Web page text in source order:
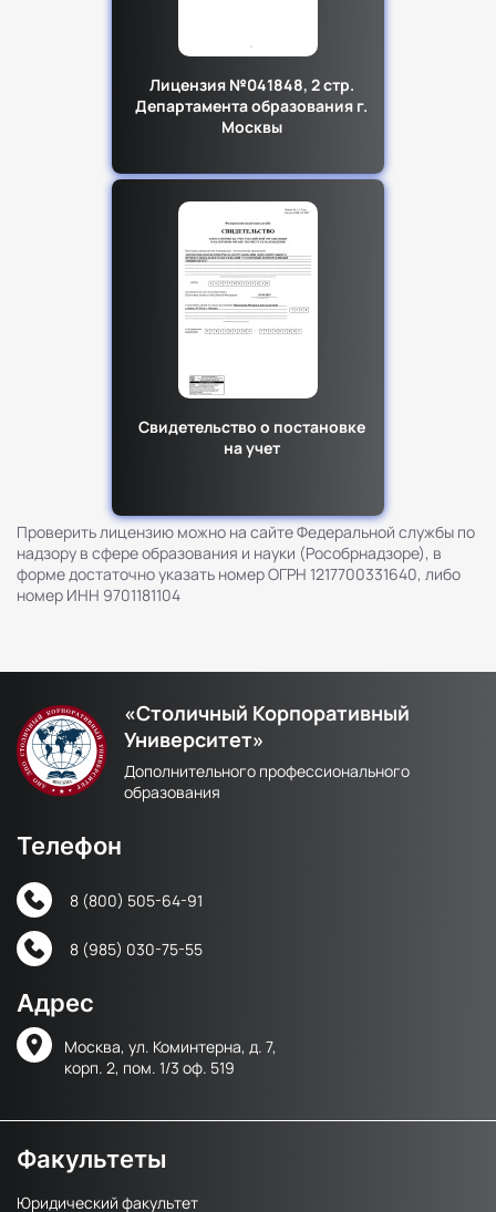
Лицензия №041848, 2 стр.
Департамента образования г.
Москвы
Свидетельство о постановке
на учет
Проверить лицензию можно на сайте Федеральной службы по
надзору в сфере образования и науки (Рособрнадзоре), в
форме достаточно указать номер ОГРН 1217700331640, либо
номер ИНН 9701181104
«Столичный Корпоративный
Университет»
Дополнительного профессионального
образования
Телефон
8 (800) 505-64-91
8 (985) 030-75-55
Адрес
Москва, ул. Коминтерна, д. 7,
корп. 2, пом. 1/3 оф. 519
Факультеты
Юридический факультет